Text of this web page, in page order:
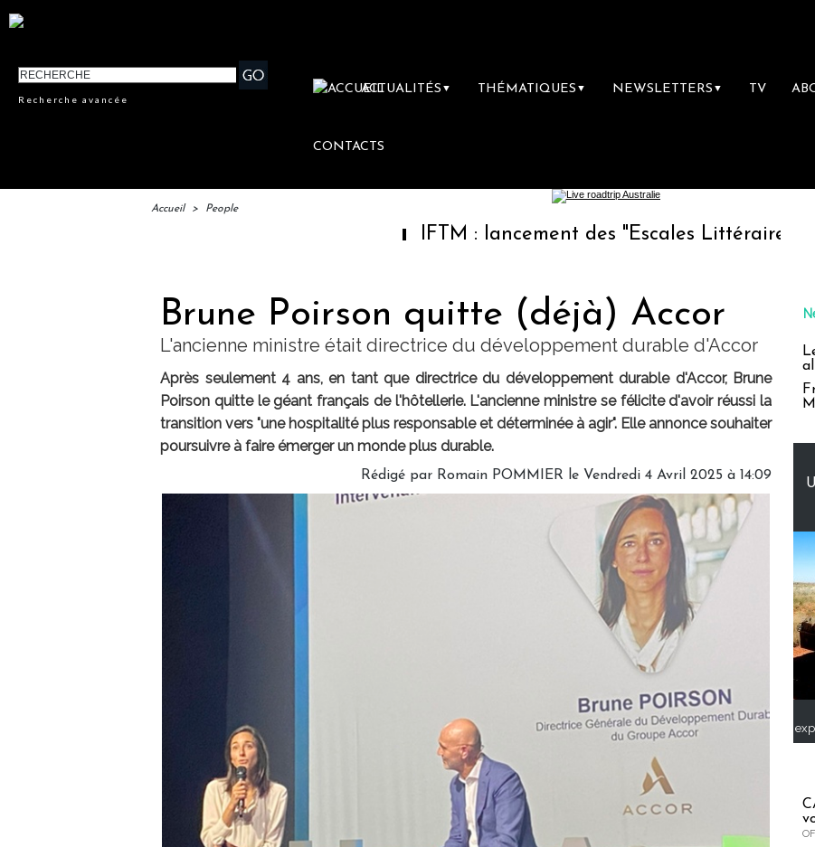
Recherche avancée
ACTUALITÉS ▼ THÉMATIQUES ▼ NEWSLETTERS ▼ TV
CONTACTS
Accueil > People
IFTM : lancement des "Escales Littéraires", la
Brune Poirson quitte (déjà) Accor
L'ancienne ministre était directrice du développement durable d'Accor
Après seulement 4 ans, en tant que directrice du développement durable d'Accor, Brune
Poirson quitte le géant français de l'hôtellerie. L'ancienne ministre se félicite d'avoir réussi la
transition vers "une hospitalité plus responsable et déterminée à agir". Elle annonce souhaiter
poursuivre à faire émerger un monde plus durable.
Rédigé par Romain POMMIER le Vendredi 4 Avril 2025 à 14:09